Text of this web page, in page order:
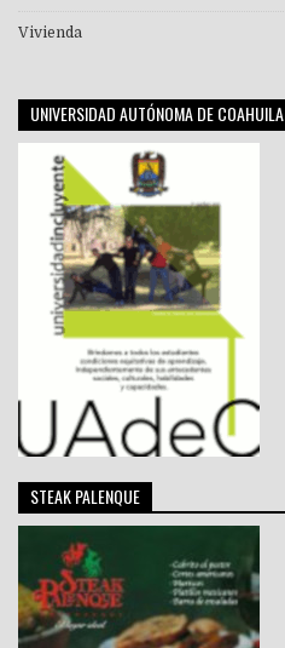
Vivienda
UNIVERSIDAD AUTÓNOMA DE COAHUILA
STEAK PALENQUE